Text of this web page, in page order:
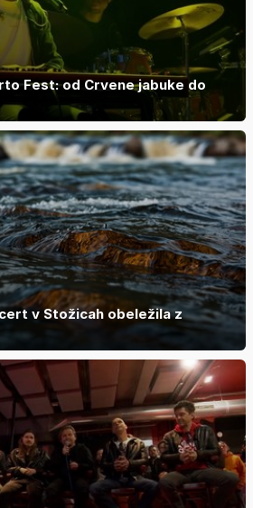
Fest: od Crvene jabuke do
v Stožicah obeležila z